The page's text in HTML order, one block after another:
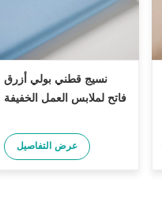
نسيج قطني بولي أزرق
فاتح لملابس العمل الخفيفة
عرض التفاصيل